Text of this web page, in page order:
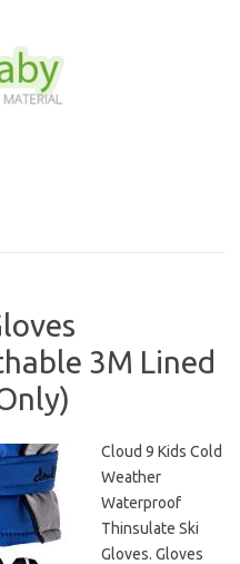
3M Lined
Cloud 9 Kids Cold
Weather
Waterproof
Thinsulate Ski
Gloves. Gloves